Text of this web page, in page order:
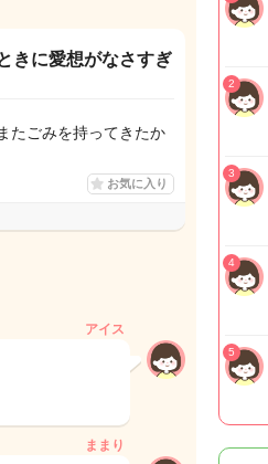
きに愛想がなさすぎ
たごみを持ってきたか
お気に入り
アイス
ままり
2
3
4
5